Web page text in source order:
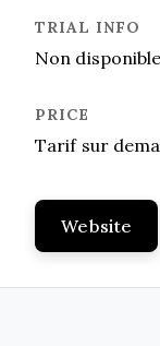
Non disponible
Tarif sur
Website